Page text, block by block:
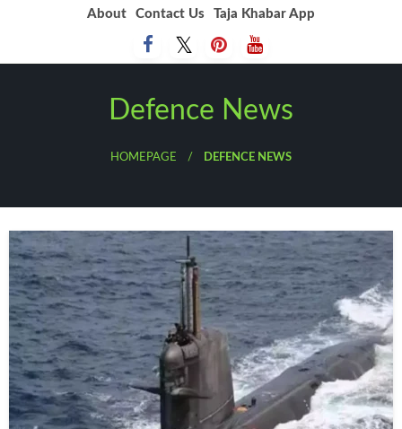
About Contact Us Taja Khabar App
Defence News
HOMEPAGE DEFENCE NEWS